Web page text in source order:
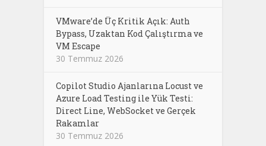
VMware’de Üç Kritik Açık: Auth
Bypass, Uzaktan Kod Çalıştırma ve
VM Escape
30 Temmuz 2026
Copilot Studio Ajanlarına Locust ve
Azure Load Testing ile Yük Testi:
Direct Line, WebSocket ve Gerçek
Rakamlar
30 Temmuz 2026